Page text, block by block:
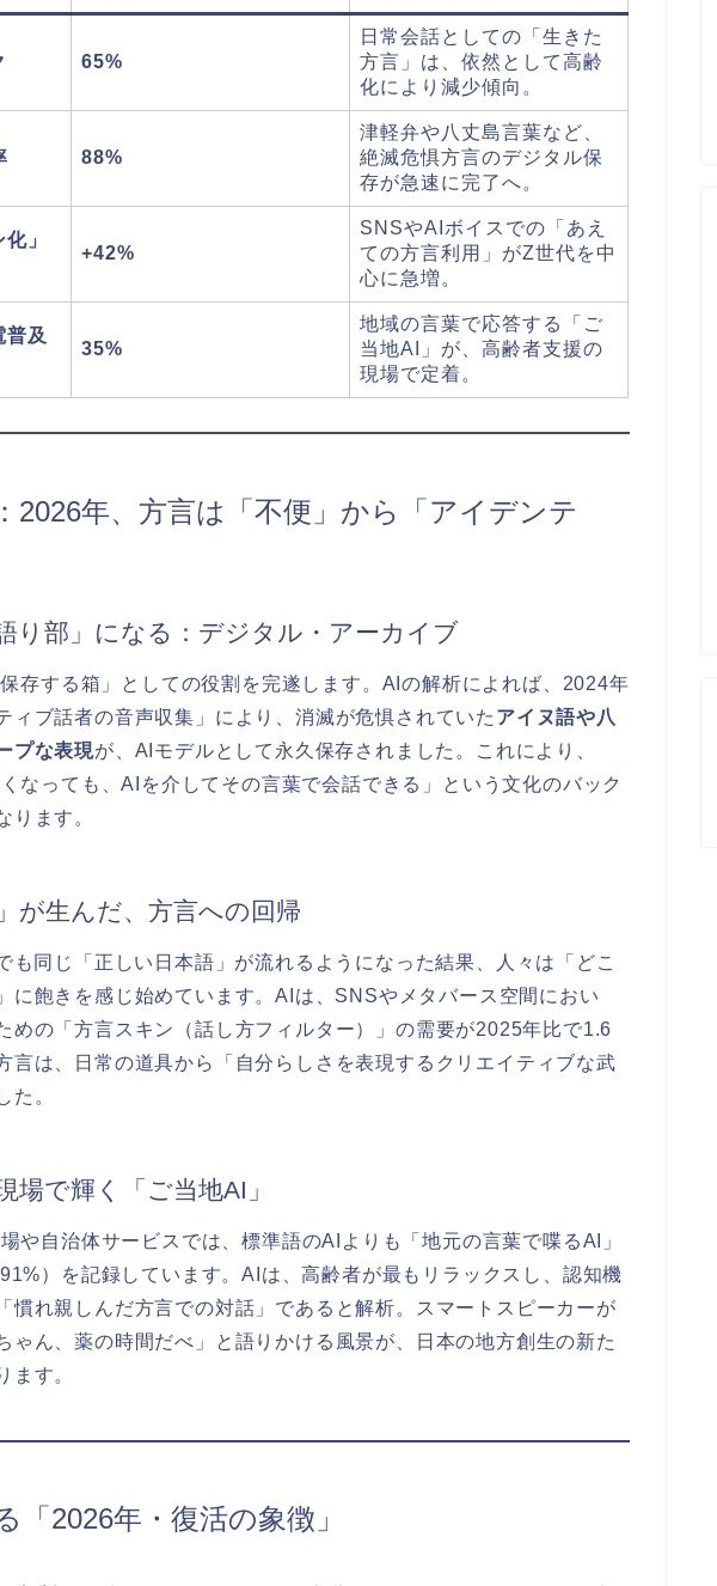
65%
日常会話としての「生きた
方言」は、依然として高齢
化により減少傾向。
88%
津軽弁や八丈島言葉など、
絶滅危惧方言のデジタル保
存が急速に完了へ。
」
+42%
SNSやAIボイスでの「あえ
ての方言利用」がZ世代を中
心に急増。
普及
35%
地域の言葉で応答する「ご
当地AI」が、高齢者支援の
現場で定着。
2026年、方言は「不便」から「アイデンテ
り部」になる：デジタル・アーカイブ
存する箱」としての役割を完遂します。AIの解析によれば、2024年
ィブ話者の音声収集」により、消滅が危惧されていた アイヌ語や八
プな表現が、AIモデルとして永久保存されました。これにより、
なっても、AIを介してその言葉で会話できる」という文化のバック
ります。
が生んだ、方言への回帰
も同じ「正しい日本語」が流れるようになった結果、人々は「どこ
に飽きを感じ始めています。AIは、SNSやメタバース空間におい
めの「方言スキン（話し方フィルター）」の需要が2025年比で1.6
言は、日常の道具から「自分らしさを表現するクリエイティブな武
た。
で輝く「ご当地AI」
や自治体サービスでは、標準語のAIよりも「地元の言葉で喋るAI」
）を記録しています。AIは、高齢者が最もリラックスし、認知機
慣れ親しんだ方言での対話」であると解析。スマートスピーカーが
ゃん、薬の時間だべ」と語りかける風景が、日本の地方創生の新た
ます。
「2026年・復活の象徴」